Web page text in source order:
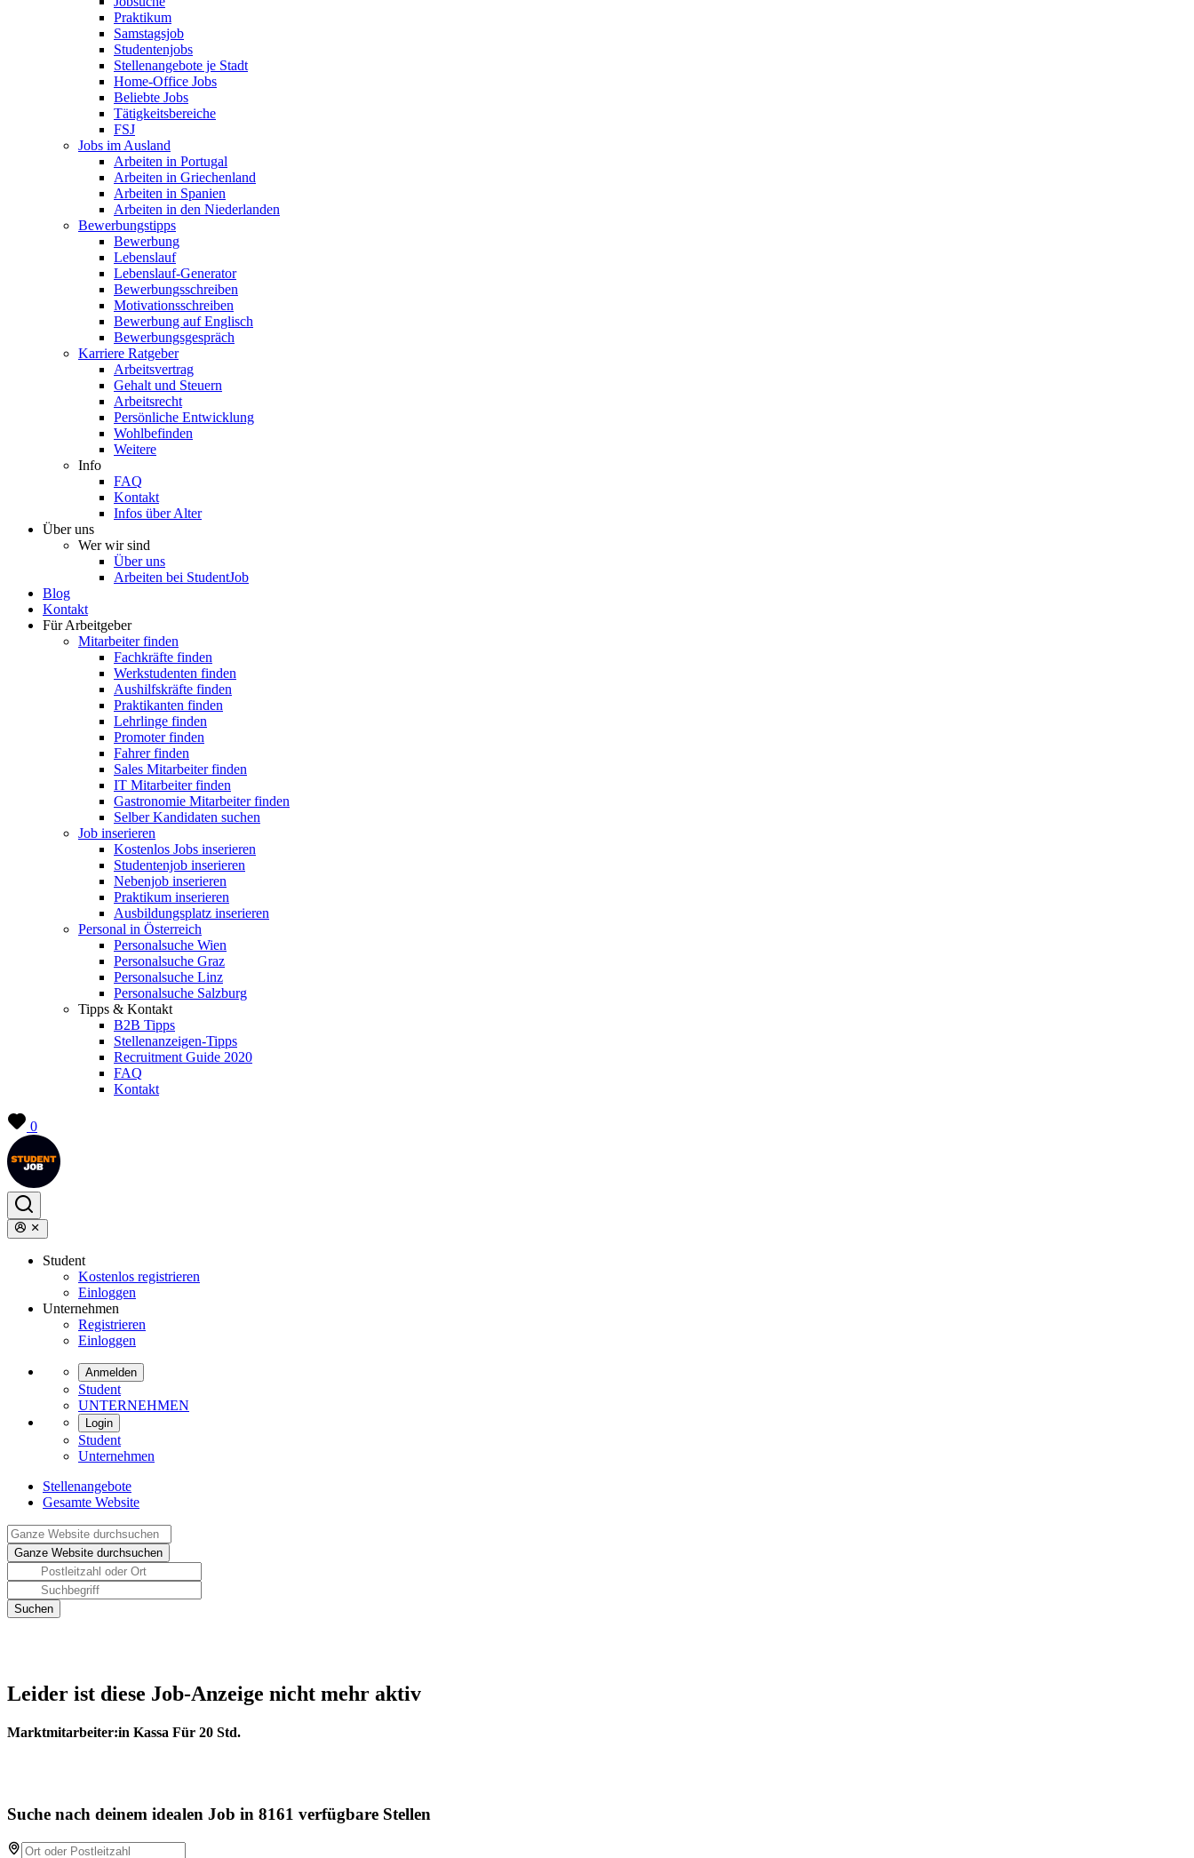
Praktikum
Samstagsjob
Studentenjobs
Stellenangebote je Stadt
Home-Office Jobs
Beliebte Jobs
Tätigkeitsbereiche
FSJ
Jobs im Ausland
Arbeiten in Portugal
Arbeiten in Griechenland
Arbeiten in Spanien
Arbeiten in den Niederlanden
Bewerbungstipps
Bewerbung
Lebenslauf
Lebenslauf-Generator
Bewerbungsschreiben
Motivationsschreiben
Bewerbung auf Englisch
Bewerbungsgespräch
Karriere Ratgeber
Arbeitsvertrag
Gehalt und Steuern
Arbeitsrecht
Persönliche Entwicklung
Wohlbefinden
Weitere
Info
FAQ
Kontakt
Infos über Alter
Über uns
Wer wir sind
Über uns
Arbeiten bei StudentJob
Blog
Kontakt
Für Arbeitgeber
Mitarbeiter finden
Fachkräfte finden
Werkstudenten finden
Aushilfskräfte finden
Praktikanten finden
Lehrlinge finden
Promoter finden
Fahrer finden
Sales Mitarbeiter finden
IT Mitarbeiter finden
Gastronomie Mitarbeiter finden
Selber Kandidaten suchen
Job inserieren
Kostenlos Jobs inserieren
Studentenjob inserieren
Nebenjob inserieren
Praktikum inserieren
Ausbildungsplatz inserieren
Personal in Österreich
Personalsuche Wien
Personalsuche Graz
Personalsuche Linz
Personalsuche Salzburg
Tipps & Kontakt
B2B Tipps
Stellenanzeigen-Tipps
Recruitment Guide 2020
FAQ
Kontakt
0
Student
Kostenlos registrieren
Einloggen
Unternehmen
Registrieren
Einloggen
Anmelden
Student
UNTERNEHMEN
Login
Student
Unternehmen
Stellenangebote
Gesamte Website
Leider ist diese Job-Anzeige nicht mehr aktiv
Marktmitarbeiter:in Kassa Für 20 Std.
Suche nach deinem idealen Job in 8161 verfügbare Stellen